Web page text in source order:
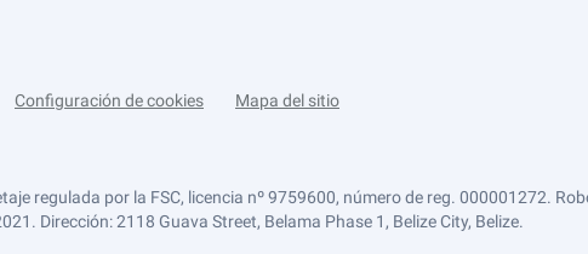
Configuración de cookies Mapa del sitio
regulada por la FSC, licencia nº 9759600, número de reg. 000001272.
Dirección: 2118 Guava Street, Belama Phase 1, Belize City, Belize.